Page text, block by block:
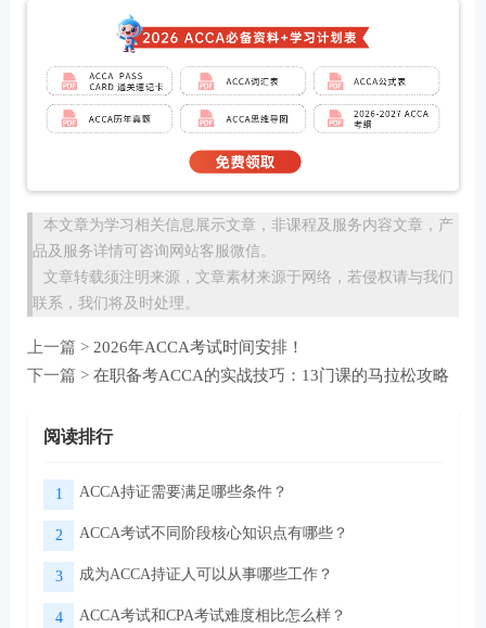
本文章为学习相关信息展示文章，非课程及服务内容文章，产
品及服务详情可咨询网站客服微信。
文章转载须注明来源，文章素材来源于网络，若侵权请与我们
联系，我们将及时处理。
上一篇 > 2026年ACCA考试时间安排！
下一篇 > 在职备考ACCA的实战技巧：13门课的马拉松攻略
阅读排行
1 ACCA持证需要满足哪些条件？
2 ACCA考试不同阶段核心知识点有哪些？
3 成为ACCA持证人可以从事哪些工作？
4 ACCA考试和CPA考试难度相比怎么样？